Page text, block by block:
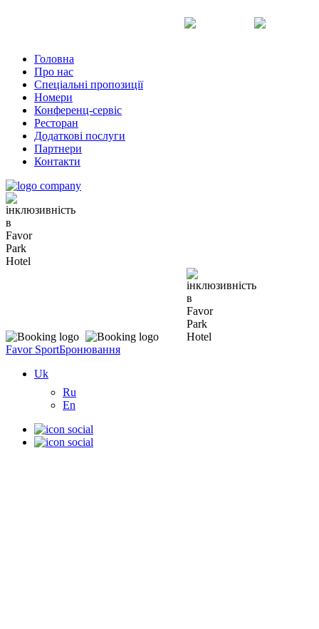
Головна
Про нас
Спеціальні пропозиції
Номери
Конференц-сервіс
Ресторан
Додаткові послуги
Партнери
Контакти
Favor SportБронювання
Uk
Ru
En